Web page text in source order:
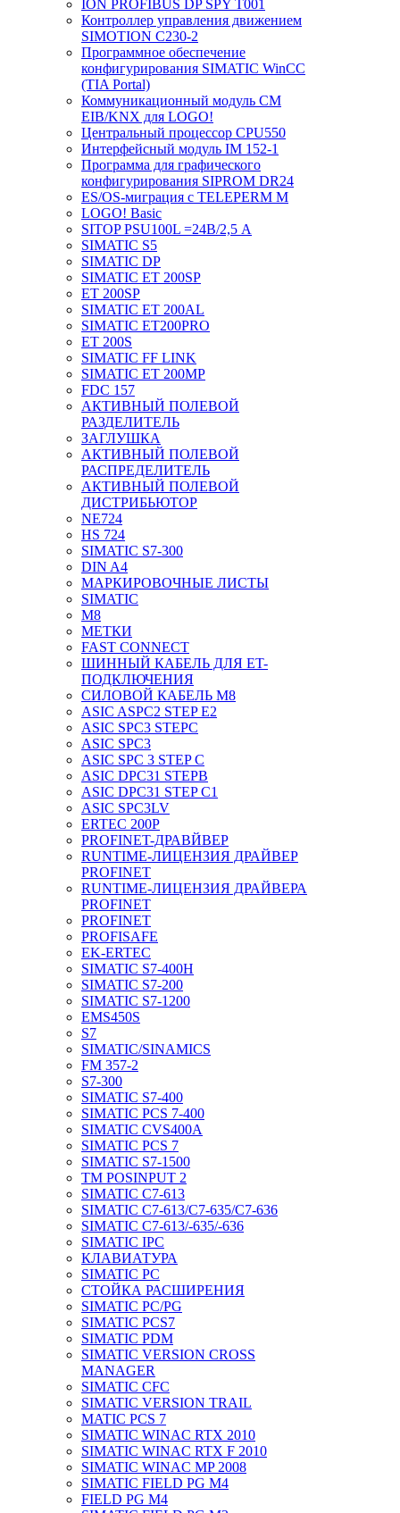
ION PROFIBUS DP SPY T001
Контроллер управления движением
SIMOTION C230-2
Программное обеспечение
конфигурирования SIMATIC WinCC
(TIA Portal)
Коммуникационный модуль CM
EIB/KNX для LOGO!
Центральный процессор CPU550
Интерфейсный модуль IM 152-1
Программа для графического
конфигурирования SIPROM DR24
ES/OS-миграция с TELEPERM M
LOGO! Basic
SITOP PSU100L =24В/2,5 A
SIMATIC S5
SIMATIC DP
SIMATIC ET 200SP
ET 200SP
SIMATIC ET 200AL
SIMATIC ET200PRO
ET 200S
SIMATIC FF LINK
SIMATIC ET 200MP
FDC 157
АКТИВНЫЙ ПОЛЕВОЙ
РАЗДЕЛИТЕЛЬ
ЗАГЛУШКА
АКТИВНЫЙ ПОЛЕВОЙ
РАСПРЕДЕЛИТЕЛЬ
АКТИВНЫЙ ПОЛЕВОЙ
ДИСТРИБЬЮТОР
NE724
HS 724
SIMATIC S7-300
DIN A4
МАРКИРОВОЧНЫЕ ЛИСТЫ
SIMATIC
M8
МЕТКИ
FAST CONNECT
ШИННЫЙ КАБЕЛЬ ДЛЯ ET-
ПОДКЛЮЧЕНИЯ
СИЛОВОЙ КАБЕЛЬ M8
ASIC ASPC2 STEP E2
ASIC SPC3 STEPC
ASIC SPC3
ASIC SPC 3 STEP C
ASIC DPC31 STEPB
ASIC DPC31 STEP C1
ASIC SPC3LV
ERTEC 200P
PROFINET-ДРАВЙВЕР
RUNTIME-ЛИЦЕНЗИЯ ДРАЙВЕР
PROFINET
RUNTIME-ЛИЦЕНЗИЯ ДРАЙВЕРА
PROFINET
PROFINET
PROFISAFE
EK-ERTEC
SIMATIC S7-400H
SIMATIC S7-200
SIMATIC S7-1200
EMS450S
S7
SIMATIC/SINAMICS
FM 357-2
S7-300
SIMATIC S7-400
SIMATIC PCS 7-400
SIMATIC CVS400A
SIMATIC PCS 7
SIMATIC S7-1500
TM POSINPUT 2
SIMATIC C7-613
SIMATIC C7-613/C7-635/C7-636
SIMATIC C7-613/-635/-636
SIMATIC IPC
КЛАВИАТУРА
SIMATIC PC
СТОЙКА РАСШИРЕНИЯ
SIMATIC PC/PG
SIMATIC PCS7
SIMATIC PDM
SIMATIC VERSION CROSS
MANAGER
SIMATIC CFC
SIMATIC VERSION TRAIL
MATIC PCS 7
SIMATIC WINAC RTX 2010
SIMATIC WINAC RTX F 2010
SIMATIC WINAC MP 2008
SIMATIC FIELD PG M4
FIELD PG M4